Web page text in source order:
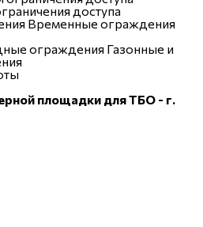
доступа
Временные ограждения
Газонные и
площадки для ТБО - г.